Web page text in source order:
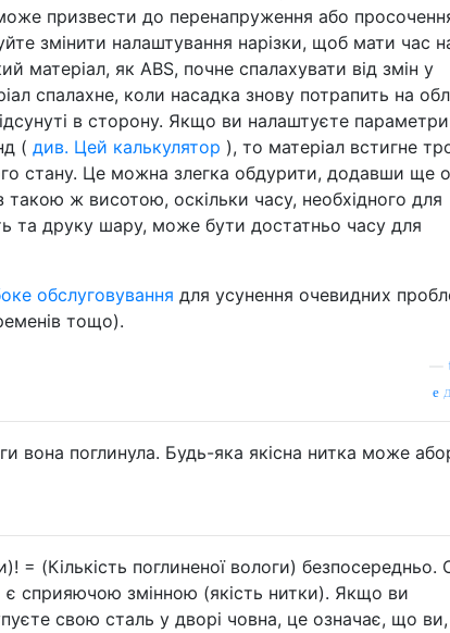
призвести до перенапруження або
змінити налаштування нарізки, щоб мати час
матеріал, як ABS, почне спалахувати від змін у
спалахне, коли насадка знову потрапить на
в сторону. Якщо ви налаштуєте параметри
( див. Цей калькулятор ), то матеріал встигне
стану. Це можна злегка обдурити, додавши ще
такою ж висотою, оскільки часу, необхідного для
та друку шару, може бути достатньо часу для
обслуговування для усунення очевидних
тощо).
вона поглинула. Будь-яка якісна нитка може
= (Кількість поглиненої вологи) безпосередньо.
є сприяючою змінною (якість нитки). Якщо ви
свою сталь у дворі човна, це означає, що ви,